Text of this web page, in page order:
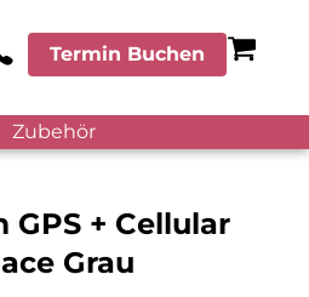
Termin Buchen
Zubehör
GPS + Cellular
Grau